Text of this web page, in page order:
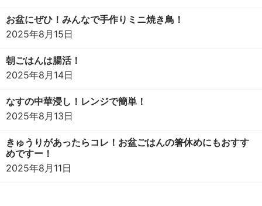
お盆にぜひ！みんなで手作りミニ焼き鳥！
2025年8月15日
朝ごはんは腸活！
2025年8月14日
なすの中華浸し！レンジで簡単！
2025年8月13日
きゅうりがあったらコレ！お盆ごはんの箸休めにもおすす
めですー！
2025年8月11日